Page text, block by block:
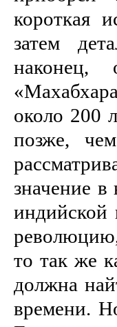
короткая
затем
около 200
позже,
значение
индийской
то так же
должна
времени.